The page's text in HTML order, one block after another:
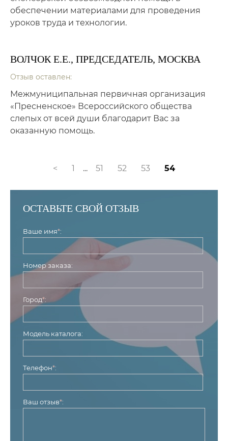
обеспечении материалами для проведения
уроков труда и технологии.
ВОЛЧОК Е.Е., ПРЕДСЕДАТЕЛЬ, МОСКВА
Отзыв оставлен:
Межмуниципальная первичная организация
«Пресненское» Всероссийского общества
слепых от всей души благодарит Вас за
оказанную помощь.
< 1 ... 51 52 53 54
ОСТАВЬТЕ СВОЙ ОТЗЫВ
Ваше имя*:
Номер заказа:
Город*:
Модель каталога:
Телефон*:
Ваш отзыв*: